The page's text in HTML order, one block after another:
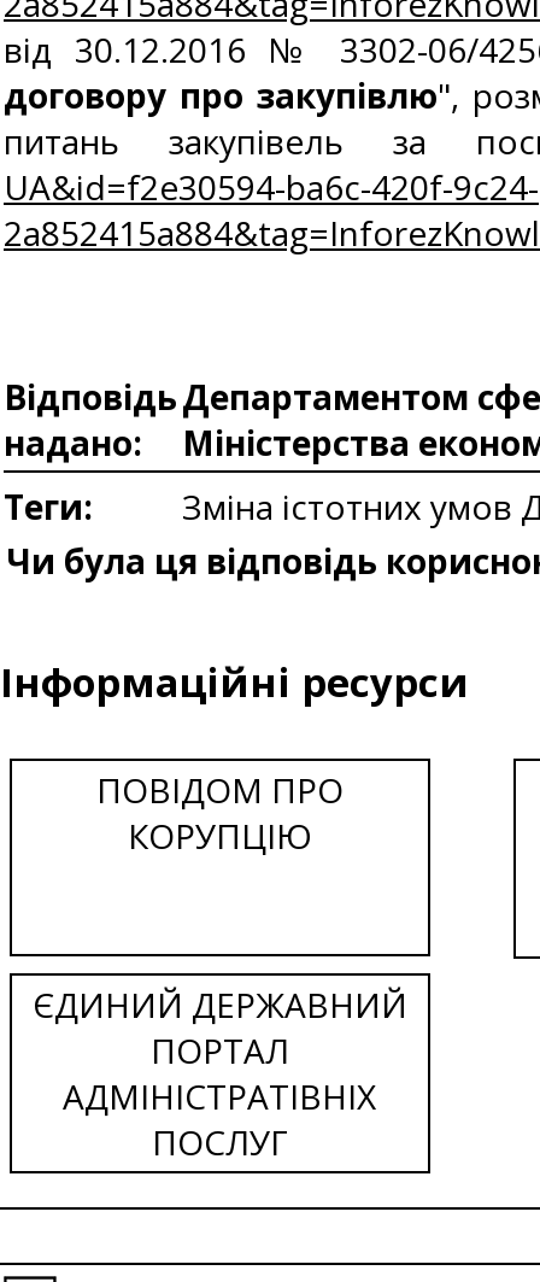
від 30.12.2016 № 3302-06/
договору про закупівлю",
питань закупівель за
UA&id=f2e30594-ba6c-420f-9c24-
Відповідь
надано:
Департаментом
Міністерства
Теги:
Зміна істотних умов
Чи була ця відповідь
Інформаційні ресурси
ПОВІДОМ ПРО
КОРУПЦІЮ
ЄДИНИЙ ДЕРЖАВНИЙ
ПОРТАЛ
АДМІНІСТРАТІВНІХ
ПОСЛУГ